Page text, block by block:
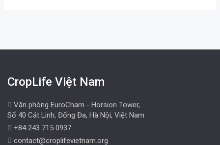
CropLife Việt Nam
Văn phòng EuroCham - Horsion Tower,
Số 40 Cát Linh, Đống Đa, Hà Nội, Việt Nam
+84 243 715 0937
contact@croplifevietnam.org